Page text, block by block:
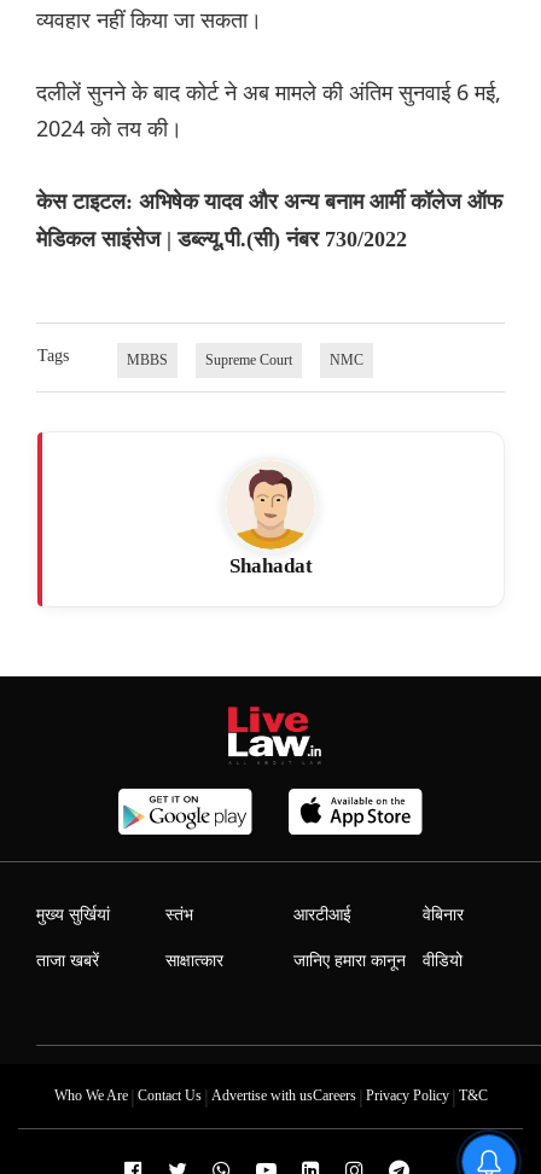
व्यवहार नहीं किया जा सकता।
दलीलें सुनने के बाद कोर्ट ने अब मामले की अंतिम सुनवाई 6 मई,
2024 को तय की।
केस टाइटल: अभिषेक यादव और अन्य बनाम आर्मी कॉलेज ऑफ
मेडिकल साइंसेज | डब्ल्यू.पी.(सी) नंबर 730/2022
Tags MBBS Supreme Court NMC
Shahadat
मुख्य सुर्खियां
ताजा खबरें
स्तंभ
साक्षात्कार
आरटीआई
जानिए हमारा कानून
वेबिनार
वीडियो
Who We Are| Contact Us| Advertise with usCareers| Privacy Policy| T&C